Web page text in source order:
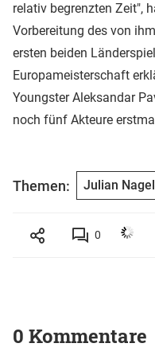
relativ begrenzten Zeit",
Vorbereitung des von
ersten beiden
Europameisterschaft
Youngster Aleksandar
noch fünf Akteure
Themen: Julian
0
0 Kommentare